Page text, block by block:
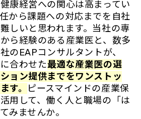
康経営への関心は高まってい
から課題への対応までを自社
しいと思われます。当社の専
ら経験のある産業医と、数多
のEAPコンサルタントが、
合わせた最適な産業医の選
ョン提供までをワンストッ
す。
ピースマインドの産業保
用して、働く人と職場の「は
みませんか。